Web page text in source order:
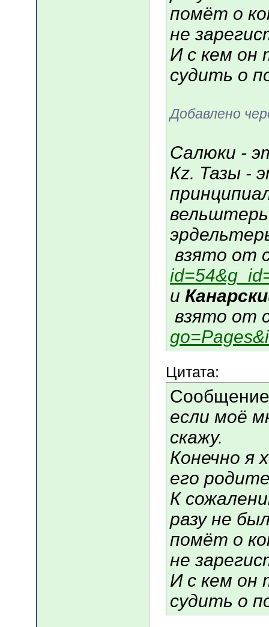
помёт о
не
И с кем он
судить о
Добавлено
Салюки -
Кz. Тазы -
взято от
и
взято от
Цитата:
если моё
скажу.
Конечно я
его
К
разу не
помёт о
не
И с кем он
судить о